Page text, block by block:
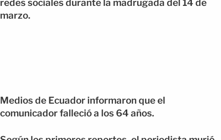
redes sociales durante la madrugada del 14 de
marzo.
Medios de Ecuador informaron que el
comunicador falleció a los 64 años.